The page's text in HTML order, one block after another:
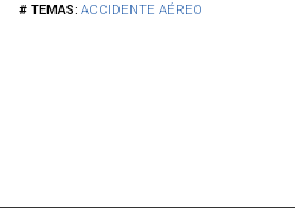
ACCIDENTE AÉREO